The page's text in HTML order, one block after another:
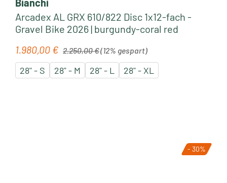
Bianchi
Arcadex AL GRX 610/822 Disc 1x12-fach -
Gravel Bike 2026 | burgundy-coral red
Verkaufspreis:
1.980,00 € Regulärer Preis:
2.250,00 €(12% gespart)
28" - S 28" - M 28" - L 28" - XL
- 30%